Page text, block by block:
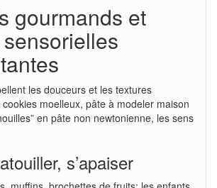
gourmands et
les douceurs et les textures
moelleux, pâte à modeler maison
en pâte non newtonienne, les sens
s’apaiser